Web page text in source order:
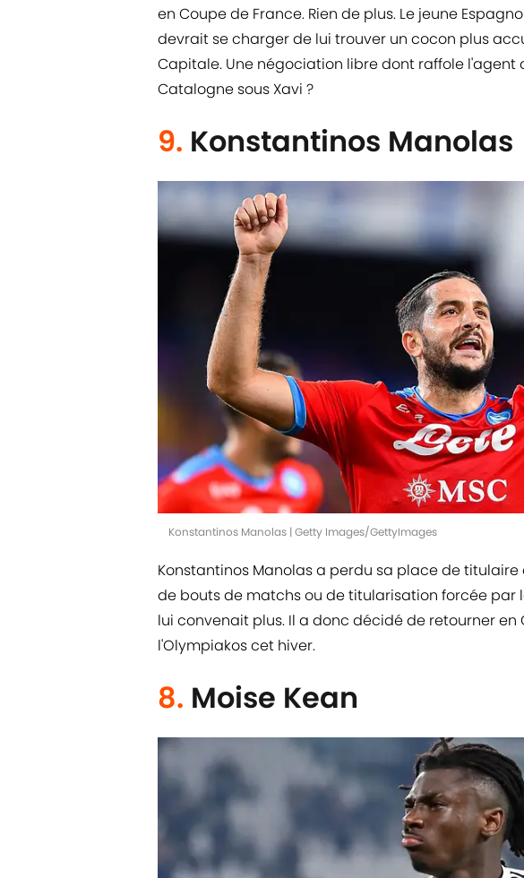
en Coupe de France. Rien de plus. Le jeune
devrait se charger de lui trouver un cocon plus
Capitale. Une négociation libre dont raffole l'agent
Catalogne sous Xavi ?
9. Konstantinos Manolas
Konstantinos Manolas | Getty Images/GettyImages
Konstantinos Manolas a perdu sa place de
de bouts de matchs ou de titularisation forcée par
lui convenait plus. Il a donc décidé de retourner en
l'Olympiakos cet hiver.
8. Moise Kean